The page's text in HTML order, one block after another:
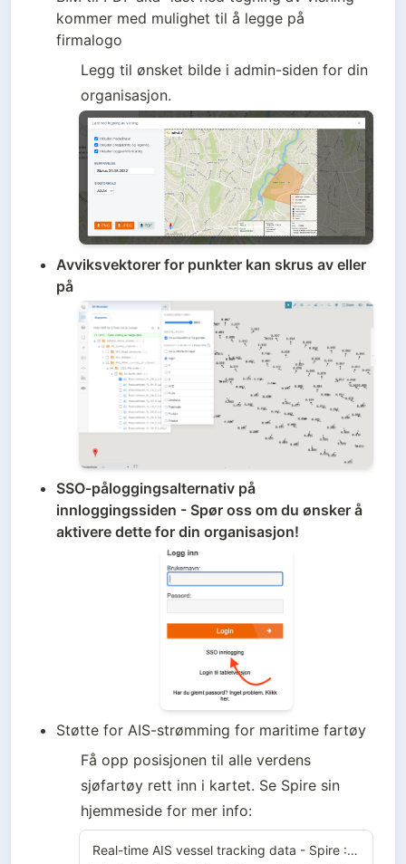
kommer med mulighet til å legge på
firmalogo
Legg til ønsket bilde i admin-siden for din
organisasjon.
Avviksvektorer for punkter kan skrus av eller
på
SSO-påloggingsalternativ på
innloggingssiden - Spør oss om du ønsker å
aktivere dette for din organisasjon!
Støtte for AIS-strømming for maritime fartøy
Få opp posisjonen til alle verdens
sjøfartøy rett inn i kartet. Se Spire sin
hjemmeside for mer info:
Real-time AIS vessel tracking data - Spire : Global Data and Analytics